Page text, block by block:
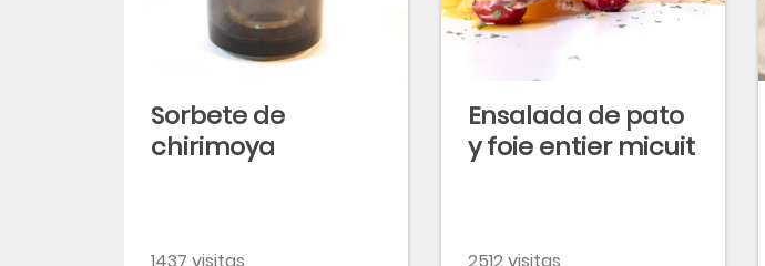
Sorbete de
chirimoya
Ensalada de pato
y foie entier micuit